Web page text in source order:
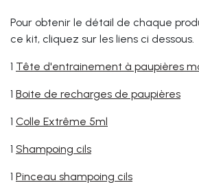
Pour obtenir le détail de chaque
ce kit, cliquez sur les liens ci dessous.
1 Tête d'entrainement à paupières
1 Boite de recharges de paupières
1 Colle Extrême 5ml
1 Shampoing cils
1 Pinceau shampoing cils